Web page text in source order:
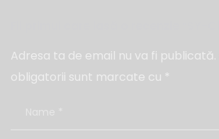
Adresa ta de email nu va fi publicată.
obligatorii sunt marcate cu *